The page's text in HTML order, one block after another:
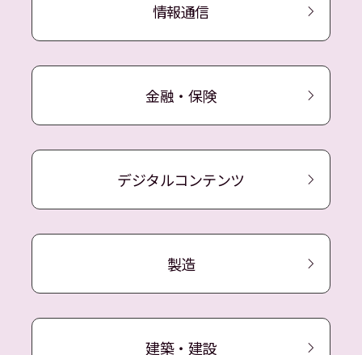
情報通信
金融・保険
デジタルコンテンツ
製造
建築・建設